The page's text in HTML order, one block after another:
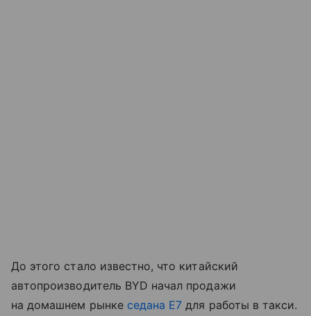
До этого стало известно, что китайский
автопроизводитель BYD начал продажи
на домашнем рынке седана E7 для работы в такси.